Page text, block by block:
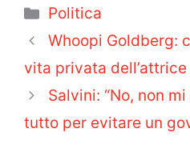
Categorie
Politica
Whoopi Goldberg:
vita privata
Salvini: “No, non
tutto per evitare un